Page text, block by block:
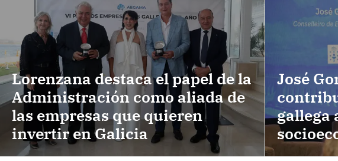
Lorenzana destaca el papel de la
Administración como aliada de
las empresas que quieren
invertir en Galicia
José
gallega